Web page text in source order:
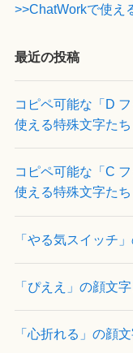
>>ChatWorkで使え
最近の投稿
コピペ可能な「D
使える特殊文字たち
コピペ可能な「C
使える特殊文字たち
「やる気スイッチ
「ぴええ」の顔文字
「心折れる」の顔